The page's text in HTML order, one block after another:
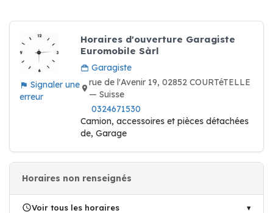
Signaler une
erreur
Horaires d'ouverture Garagiste
Euromobile Sàrl
Garagiste
rue de l'Avenir 19, 02852 COURTéTELLE
— Suisse
0324671530
Camion, accessoires et pièces détachées
de, Garage
Horaires non renseignés
Voir tous les horaires